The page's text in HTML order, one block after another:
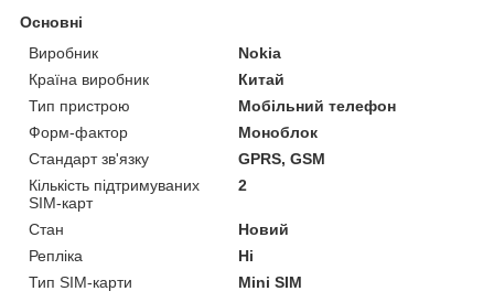
Основні
Виробник
Nokia
Країна виробник
Китай
Тип пристрою
Мобільний телефон
Форм-фактор
Моноблок
Стандарт зв'язку
GPRS, GSM
Кількість підтримуваних
SIM-карт
2
Стан
Новий
Репліка
Ні
Тип SIM-карти
Mini SIM